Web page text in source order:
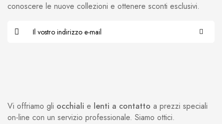
Vi offriamo gli occhiali e lenti a contatto a prezzi speciali
on-line con un servizio professionale. Siamo ottici.
conoscere le nuove collezioni e ottenere sconti esclusivi.